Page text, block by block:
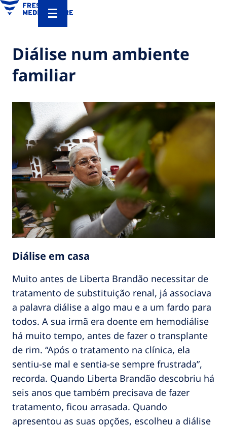
Diálise num ambiente
familiar
Diálise em casa
Muito antes de Liberta Brandão necessitar de
tratamento de substituição renal, já associava
a palavra diálise a algo mau e a um fardo para
todos. A sua irmã era doente em hemodiálise
há muito tempo, antes de fazer o transplante
de rim. “Após o tratamento na clínica, ela
sentiu-se mal e sentia-se sempre frustrada”,
recorda. Quando Liberta Brandão descobriu há
seis anos que também precisava de fazer
tratamento, ficou arrasada. Quando
apresentou as suas opções, escolheu a diálise